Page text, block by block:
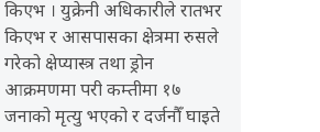
किएभ । युक्रेनी अधिकारीले रातभर
किएभ र आसपासका क्षेत्रमा रुसले
गरेको क्षेप्यास्त्र तथा ड्रोन
आक्रमणमा परी कम्तीमा १७
जनाको मृत्यु भएको र दर्जनौँ घाइते